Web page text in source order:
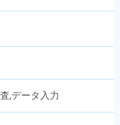
,データ入力